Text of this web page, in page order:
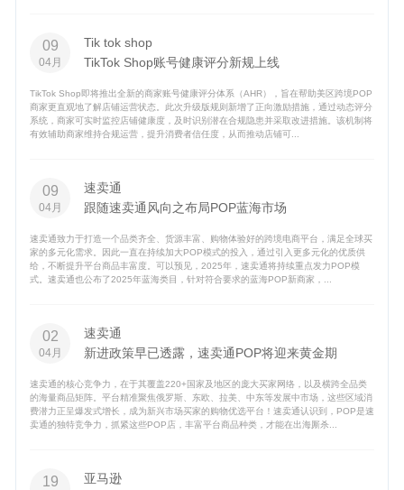
09
04月
Tik tok shop
TikTok Shop账号健康评分新规上线
TikTok Shop即将推出全新的商家账号健康评分体系（AHR），旨在帮助美区跨境POP
商家更直观地了解店铺运营状态。此次升级版规则新增了正向激励措施，通过动态评分
系统，商家可实时监控店铺健康度，及时识别潜在合规隐患并采取改进措施。该机制将
有效辅助商家维持合规运营，提升消费者信任度，从而推动店铺可...
09
04月
速卖通
跟随速卖通风向之布局POP蓝海市场
速卖通致力于打造一个品类齐全、货源丰富、购物体验好的跨境电商平台，满足全球买
家的多元化需求。因此一直在持续加大POP模式的投入，通过引入更多元化的优质供
给，不断提升平台商品丰富度。可以预见，2025年，速卖通将持续重点发力POP模
式。速卖通也公布了2025年蓝海类目，针对符合要求的蓝海POP新商家，...
02
04月
速卖通
新进政策早已透露，速卖通POP将迎来黄金期
速卖通的核心竞争力，在于其覆盖220+国家及地区的庞大买家网络，以及横跨全品类
的海量商品矩阵。平台精准聚焦俄罗斯、东欧、拉美、中东等发展中市场，这些区域消
费潜力正呈爆发式增长，成为新兴市场买家的购物优选平台！速卖通认识到，POP是速
卖通的独特竞争力，抓紧这些POP店，丰富平台商品种类，才能在出海厮杀...
19
亚马逊